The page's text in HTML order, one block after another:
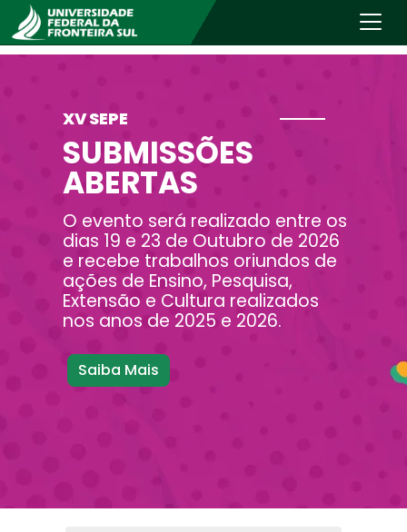
XVI JIC
SUBMISSÕES
ABERTAS
A JIC é o maior evento de
iniciação científica e tecnológica
da UFFS. O envio dos trabalhos é
pelo Portal de Eventos e segue
até 10 de agosto de 2026.
Saiba Mais